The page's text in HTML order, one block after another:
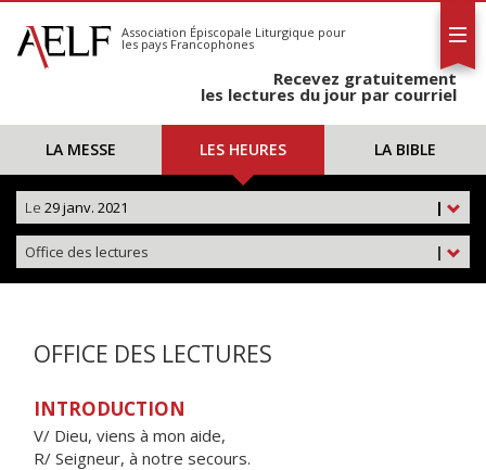
S'abonner
Calendrier
Association Épiscopale Liturgique pour
les pays Francophones
Recevez gratuitement
les lectures du jour par courriel
LA MESSE LES HEURES LA BIBLE
|
Le 29 janv. 2021
|
Office des lectures
OFFICE DES LECTURES
INTRODUCTION
V/ Dieu, viens à mon aide,
R/ Seigneur, à notre secours.